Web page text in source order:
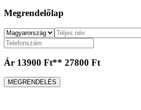
Megrendelőlap
Ár 13900 Ft** 27800 Ft
MEGRENDELÉS